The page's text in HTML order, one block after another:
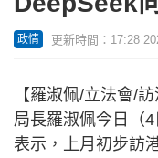
政情 更新時間：17:28
【羅淑佩/立法會/
局長羅淑佩今日（
表示，上月初步訪